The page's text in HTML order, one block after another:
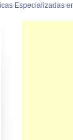
Especializadas